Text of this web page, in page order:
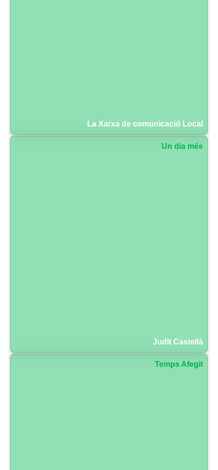
La Xarxa de comunicació Local
Un dia més
Judit Castellà
Temps Afegit